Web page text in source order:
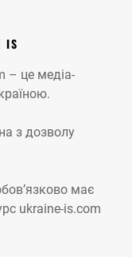
IS
– це медіа-
з дозволу
має
ukraine-is.com